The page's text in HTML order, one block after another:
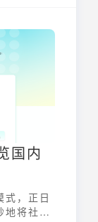
合体系!
国内
式，正日
地将社交